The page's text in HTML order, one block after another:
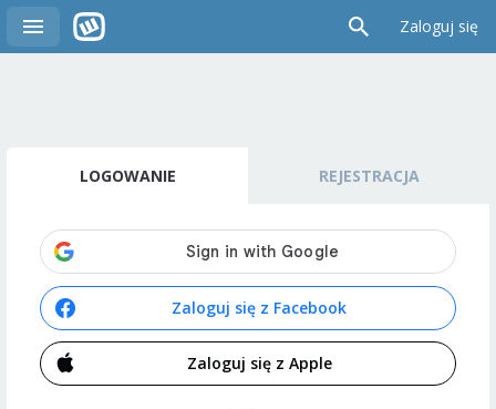
Zaloguj się
LOGOWANIE REJESTRACJA
Zaloguj się z Facebook
Zaloguj się z Apple